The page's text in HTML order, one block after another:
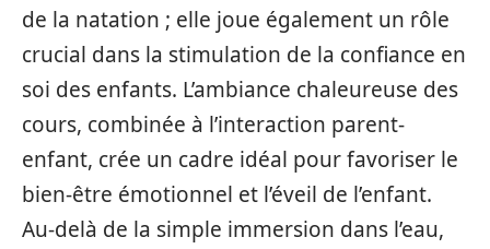
de la natation ; elle joue également un rôle
crucial dans la stimulation de la confiance en
soi des enfants. L’ambiance chaleureuse des
cours, combinée à l’interaction parent-
enfant, crée un cadre idéal pour favoriser le
bien-être émotionnel et l’éveil de l’enfant.
Au-delà de la simple immersion dans l’eau,